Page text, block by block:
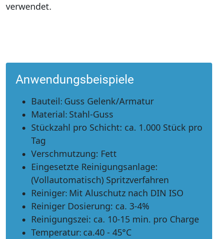
verwendet.
Anwendungsbeispiele
Bauteil: Guss Gelenk/Armatur
Material: Stahl-Guss
Stückzahl pro Schicht: ca. 1.000 Stück pro
Tag
Verschmutzung: Fett
Eingesetzte Reinigungsanlage:
(Vollautomatisch) Spritzverfahren
Reiniger: Mit Aluschutz nach DIN ISO
Reiniger Dosierung: ca. 3-4%
Reinigungszei: ca. 10-15 min. pro Charge
Temperatur: ca.40 - 45°C